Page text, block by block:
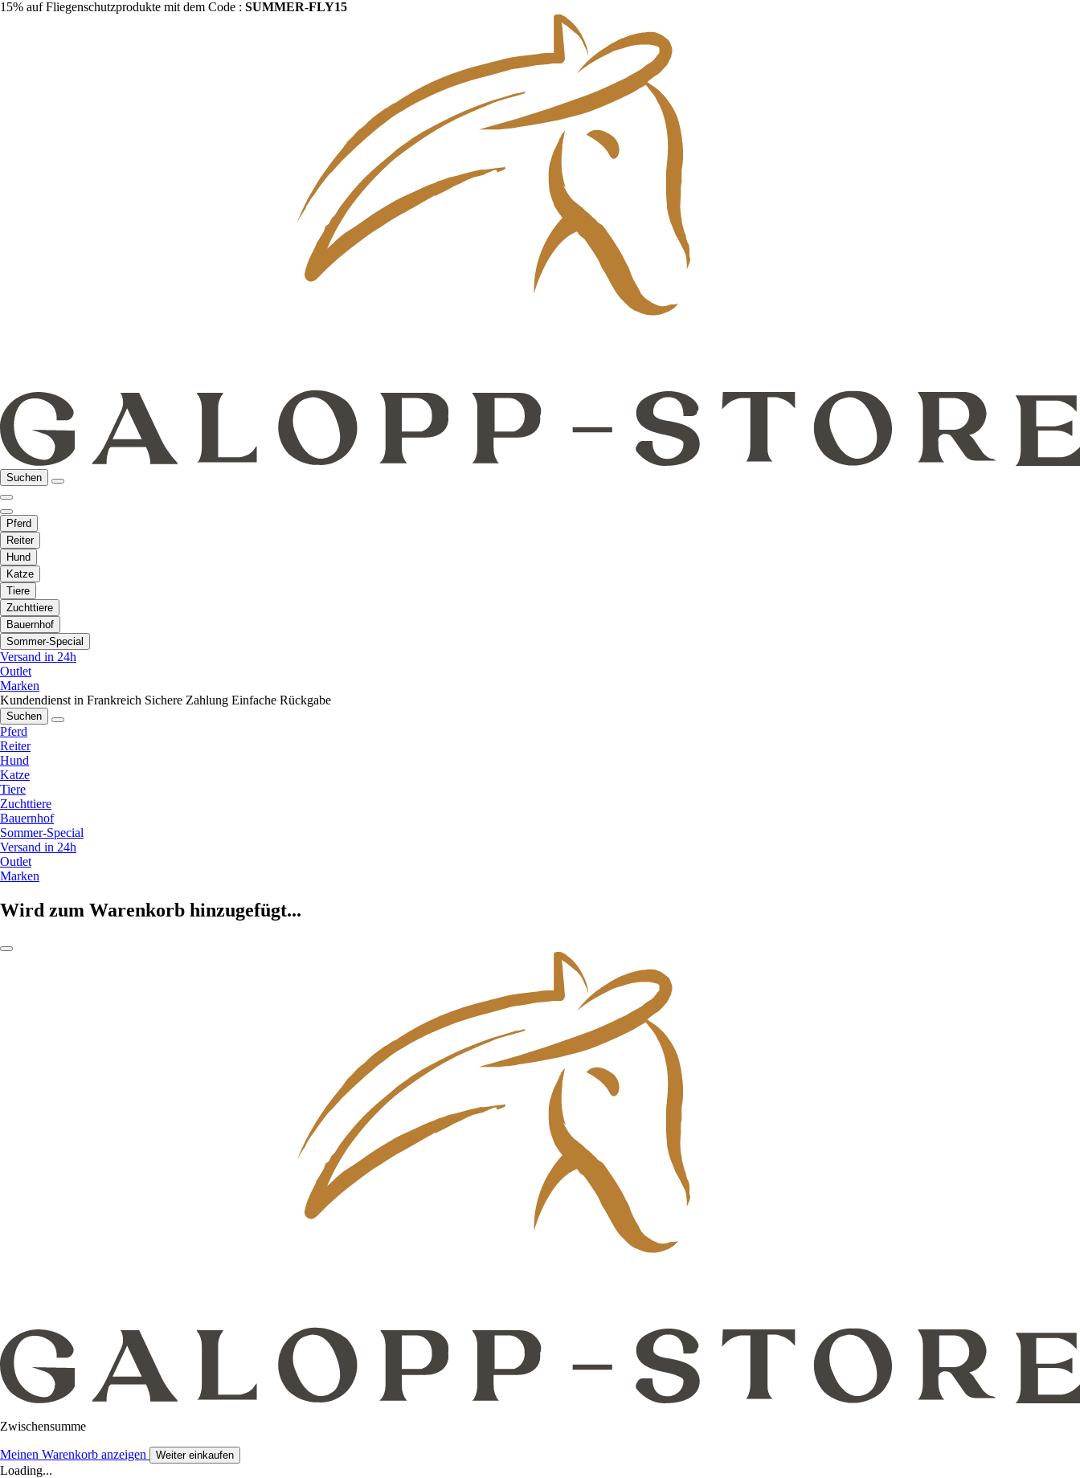
15% auf Fliegenschutzprodukte mit dem Code : SUMMER-FLY15
Suchen
Pferd
Reiter
Hund
Katze
Tiere
Zuchttiere
Bauernhof
Sommer-Special
Versand in 24h
Outlet
Marken
Kundendienst in Frankreich Sichere Zahlung Einfache Rückgabe
Suchen
Pferd
Reiter
Hund
Katze
Tiere
Zuchttiere
Bauernhof
Sommer-Special
Versand in 24h
Outlet
Marken
Wird zum Warenkorb hinzugefügt...
Zwischensumme
Meinen Warenkorb anzeigen Weiter einkaufen
Loading...